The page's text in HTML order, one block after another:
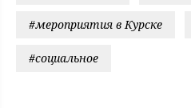
#мероприятия в Курске
#социальное